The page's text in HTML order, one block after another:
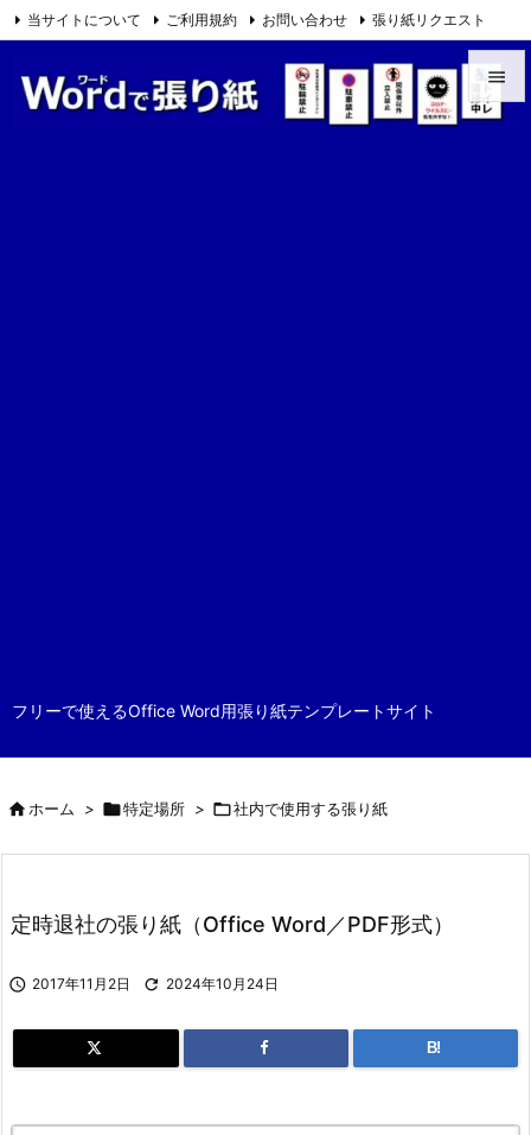
フリーで使えるOffice Word用張り紙テンプレートサイト


当サイトについて ご利用規約 お問い合わせ 張り紙リクエスト
ホーム > 特定場所 > 社内で使用する張り紙
定時退社の張り紙（Office Word／PDF形式）
 2017年11月2日  2024年10月24日
B!